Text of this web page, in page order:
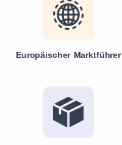
Europäischer Marktführer